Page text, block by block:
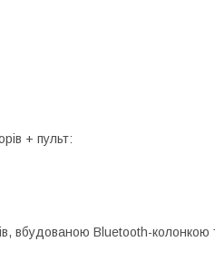
+ пульт:
вбудованою Bluetooth-колонкою